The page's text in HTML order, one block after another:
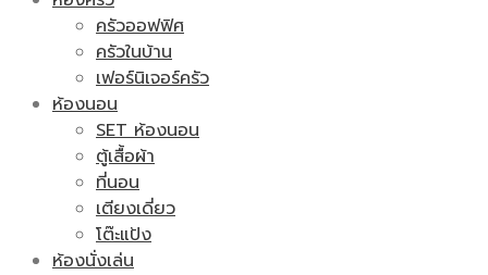
ครัวออฟฟิศ
ครัวในบ้าน
เฟอร์นิเจอร์ครัว
ห้องนอน
SET ห้องนอน
ตู้เสื้อผ้า
ที่นอน
เตียงเดี่ยว
โต๊ะแป้ง
ห้องนั่งเล่น